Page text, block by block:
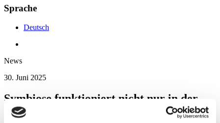
Sprache
Deutsch
News
30. Juni 2025
Symbiose funktioniert nicht nur in der
Natur. Auch im HIGHEST Club.